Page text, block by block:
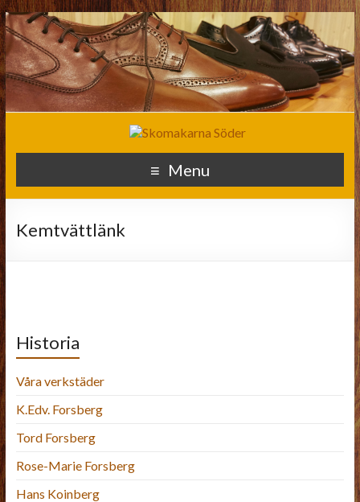
Menu
Kemtvättlänk
Historia
Våra verkstäder
K.Edv. Forsberg
Tord Forsberg
Rose-Marie Forsberg
Hans Koinberg